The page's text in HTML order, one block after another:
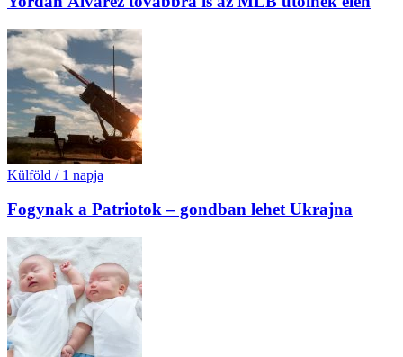
Külföld / 1 napja
Fogynak a Patriotok – gondban lehet Ukrajna